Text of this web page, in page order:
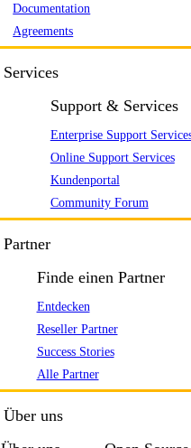
Documentation
Agreements
Services
Support & Services
Enterprise Support
Online Support Services
Kundenportal
Community Forum
Partner
Finde einen Partner
Entdecken
Reseller Partner
Success Stories
Alle Partner
Über uns